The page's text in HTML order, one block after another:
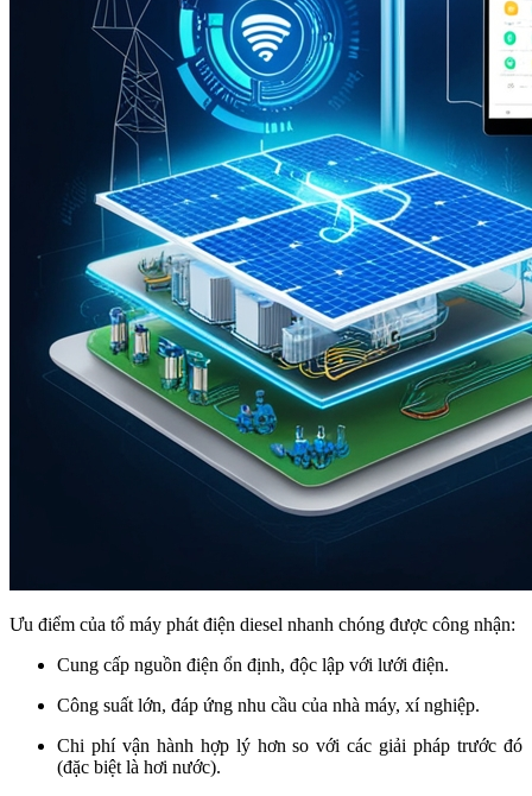
Ưu điểm của tổ máy phát điện diesel nhanh chóng được công nhận:
Cung cấp nguồn điện ổn định, độc lập với lưới điện.
Công suất lớn, đáp ứng nhu cầu của nhà máy, xí nghiệp.
Chi phí vận hành hợp lý hơn so với các giải pháp trước đó
(đặc biệt là hơi nước).